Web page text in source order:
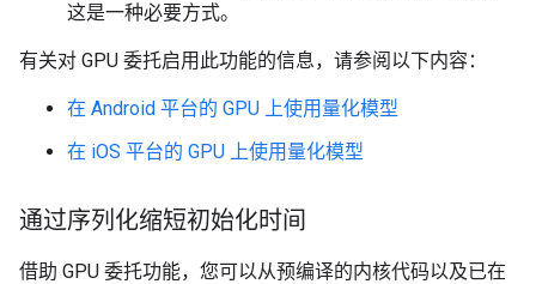
这是一种必要方式。
有关对 GPU 委托启用此功能的信息，请参阅以下内容：
在 Android 平台的 GPU 上使用量化模型
在 iOS 平台的 GPU 上使用量化模型
通过序列化缩短初始化时间
借助 GPU 委托功能，您可以从预编译的内核代码以及已在